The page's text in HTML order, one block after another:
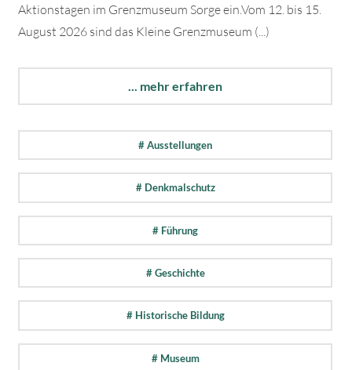
Aktionstagen im Grenzmuseum Sorge ein.Vom 12. bis 15.
August 2026 sind das Kleine Grenzmuseum (...)
... mehr erfahren
# Ausstellungen
# Denkmalschutz
# Führung
# Geschichte
# Historische Bildung
# Museum